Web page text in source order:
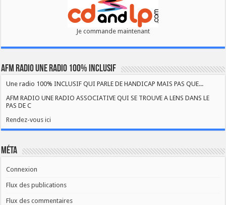
Je commande maintenant
AFM RADIO UNE RADIO 100% INCLUSIF
Une radio 100% INCLUSIF QUI PARLE DE HANDICAP MAIS PAS QUE...
AFM RADIO UNE RADIO ASSOCIATIVE QUI SE TROUVE A LENS DANS LE
PAS DE C
Rendez-vous ici
Méta
Connexion
Flux des publications
Flux des commentaires